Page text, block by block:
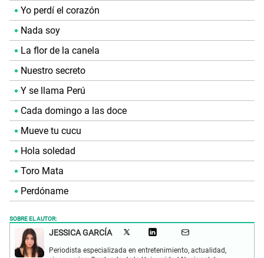
Yo perdí el corazón
Nada soy
La flor de la canela
Nuestro secreto
Y se llama Perú
Cada domingo a las doce
Mueve tu cucu
Hola soledad
Toro Mata
Perdóname
SOBRE EL AUTOR:
JESSICA GARCÍA
Periodista especializada en entretenimiento, actualidad,